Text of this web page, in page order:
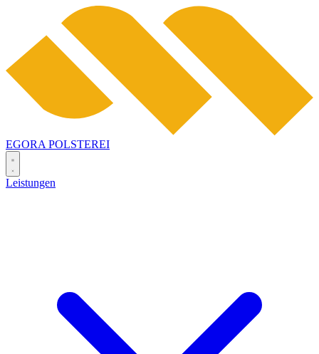
EGORA POLSTEREI
Leistungen